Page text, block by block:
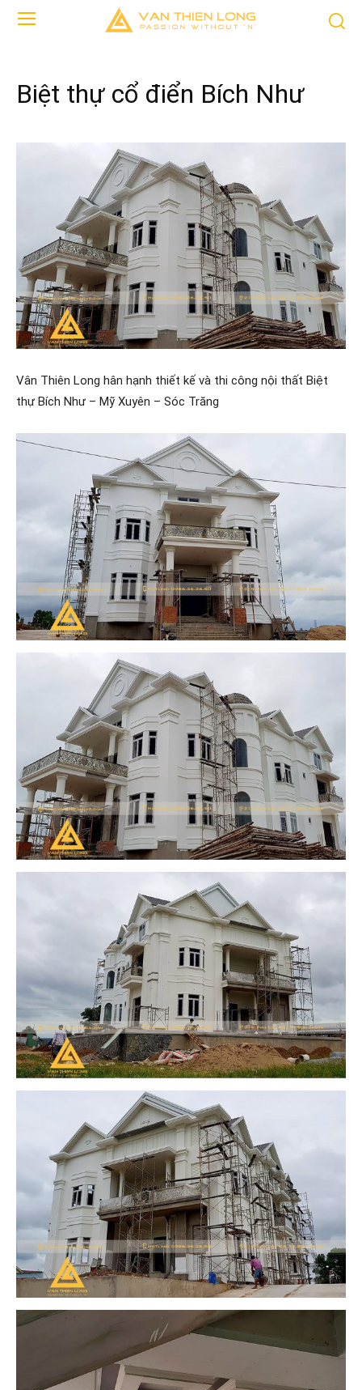
Biệt thự cổ điển Bích Như
Vân Thiên Long hân hạnh thiết kế và thi công nội thất Biệt
thự Bích Như – Mỹ Xuyên – Sóc Trăng